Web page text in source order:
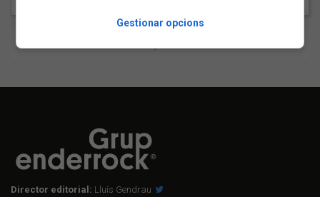
Director editorial: Lluís Gendrau
Gestionar opcions